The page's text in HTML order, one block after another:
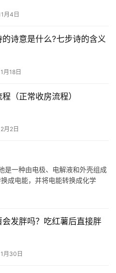
月4日
的诗意是什么?七步诗的含义
月18日
（正常收房流程）
月2日
是一种由电极、电解液和外壳组成
成电能，并将电能转换成化学
会发胖吗？吃红薯后直接胖
月30日